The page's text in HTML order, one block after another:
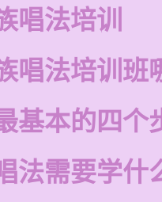
唱法培训
唱法培训班
基本的四个
法需要学什